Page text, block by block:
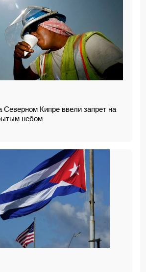
Северном Кипре ввели запрет на
небом